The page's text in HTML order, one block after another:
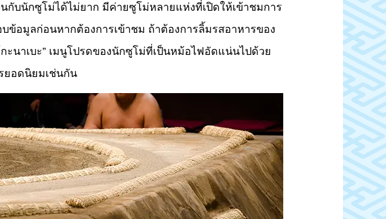
กับนักซูโม่ได้ไม่ยาก มีค่ายซูโม่หลายแห่งที่เปิดให้เข้าชมการ
อมูลก่อนหากต้องการเข้าชม ถ้าต้องการลิ้มรสอาหารของ
นาเบะ” เมนูโปรดของนักซูโม่ที่เป็นหม้อไฟอัดแน่นไปด้วย
ยอดนิยมเช่นกัน